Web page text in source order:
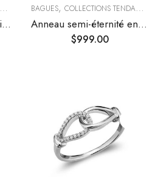
TENDANCES
Anneau perlé serti de diamants
BAGUES, COLLECTIONS TENDANCES
Anneau semi-éternité en serti rail
$999.00